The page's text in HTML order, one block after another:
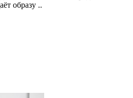
образу ..